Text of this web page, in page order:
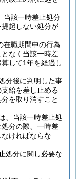
当該一時差止処分
起しない処分が
在職期間中の行為
なく当該一時差
して1年を経過し
分後に判明した事
給を差し止める
を取り消すこと
、当該一時差止処
分の際、一時差
ければならな
処分に関し必要な